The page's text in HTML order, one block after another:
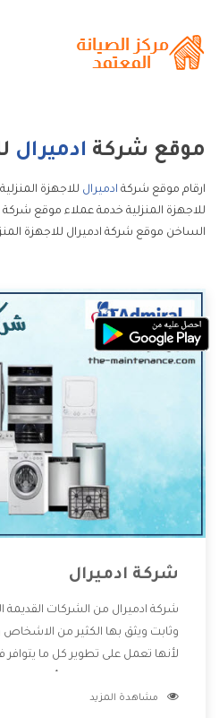
موقع شركة ادميرال
ارقام موقع شركة ادميرال للاجهزة
للاجهزة المنزلية خدمة عملاء موقع شركة
الساخن موقع شركة ادميرال للاجهزة
شركة ادميرال
شركة ادميرال من الشركات
وثابت ويثق بها الكثير من الاشخاص
لأنها تعمل على تطوير كل ما
وتقدم للعملاء أقوى العروض
مشاهدة المزيد